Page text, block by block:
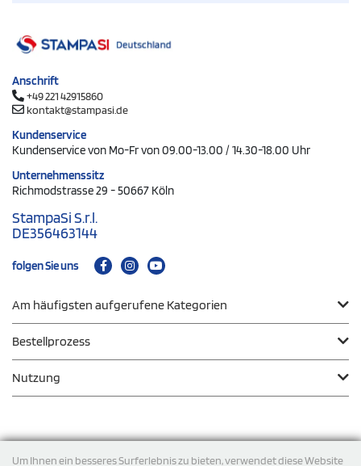
Um Ihnen ein besseres Surferlebnis zu bieten, verwendet diese Website
Anschrift
+49 221 42915860
kontakt@stampasi.de
Kundenservice
Kundenservice von Mo-Fr von 09.00-13.00 / 14.30-18.00 Uhr
Unternehmenssitz
Richmodstrasse 29 - 50667 Köln
StampaSi S.r.l.
DE356463144
folgen Sie uns
Am häufigsten aufgerufene Kategorien
Bestellprozess
Nutzung